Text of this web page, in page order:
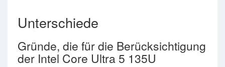
Unterschiede
Gründe, die für die Berücksichtigung
der Intel Core Ultra 5 135U